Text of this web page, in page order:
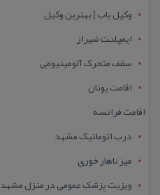
وکیل یاب | بهترین وکیل
ایمپلنت شیراز
سقف متحرک آلومینیومی
اقامت یونان
اقامت فرانسه
درب اتوماتیک مشهد
میز ناهار خوری
ویزیت پزشک عمومی در منزل مشهد